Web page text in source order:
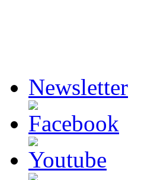
Newsletter